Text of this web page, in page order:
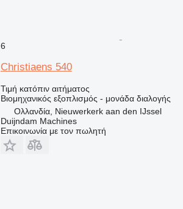
6
Christiaens 540
Τιμή κατόπιν αιτήματος
Βιομηχανικός εξοπλισμός - μονάδα διαλογής
Ολλανδία, Nieuwerkerk aan den IJssel
Duijndam Machines
Επικοινωνία με τον πωλητή